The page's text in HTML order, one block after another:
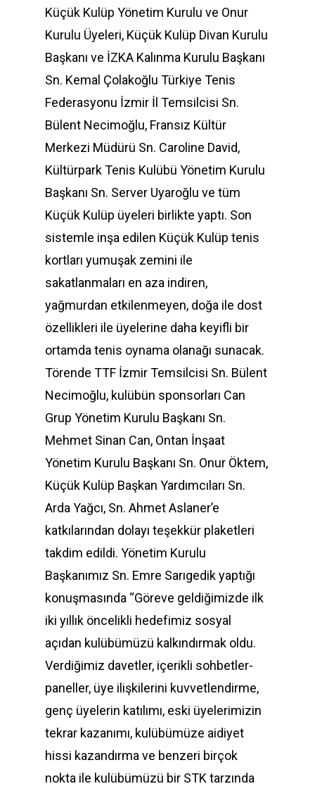
Küçük Kulüp Yönetim Kurulu ve Onur
Kurulu Üyeleri, Küçük Kulüp Divan Kurulu
Başkanı ve İZKA Kalınma Kurulu Başkanı
Sn. Kemal Çolakoğlu Türkiye Tenis
Federasyonu İzmir İl Temsilcisi Sn.
Bülent Necimoğlu, Fransız Kültür
Merkezi Müdürü Sn. Caroline David,
Kültürpark Tenis Kulübü Yönetim Kurulu
Başkanı Sn. Server Uyaroğlu ve tüm
Küçük Kulüp üyeleri birlikte yaptı. Son
sistemle inşa edilen Küçük Kulüp tenis
kortları yumuşak zemini ile
sakatlanmaları en aza indiren,
yağmurdan etkilenmeyen, doğa ile dost
özellikleri ile üyelerine daha keyifli bir
ortamda tenis oynama olanağı sunacak.
Törende TTF İzmir Temsilcisi Sn. Bülent
Necimoğlu, kulübün sponsorları Can
Grup Yönetim Kurulu Başkanı Sn.
Mehmet Sinan Can, Ontan İnşaat
Yönetim Kurulu Başkanı Sn. Onur Öktem,
Küçük Kulüp Başkan Yardımcıları Sn.
Arda Yağcı, Sn. Ahmet Aslaner’e
katkılarından dolayı teşekkür plaketleri
takdim edildi. Yönetim Kurulu
Başkanımız Sn. Emre Sarıgedik yaptığı
konuşmasında “Göreve geldiğimizde ilk
iki yıllık öncelikli hedefimiz sosyal
açıdan kulübümüzü kalkındırmak oldu.
Verdiğimiz davetler, içerikli sohbetler-
paneller, üye ilişkilerini kuvvetlendirme,
genç üyelerin katılımı, eski üyelerimizin
tekrar kazanımı, kulübümüze aidiyet
hissi kazandırma ve benzeri birçok
nokta ile kulübümüzü bir STK tarzında